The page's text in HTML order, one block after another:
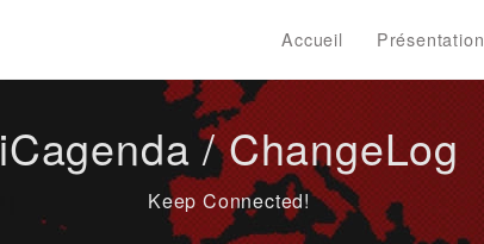
Accueil Présentation
iCagenda / ChangeLog
Keep Connected!